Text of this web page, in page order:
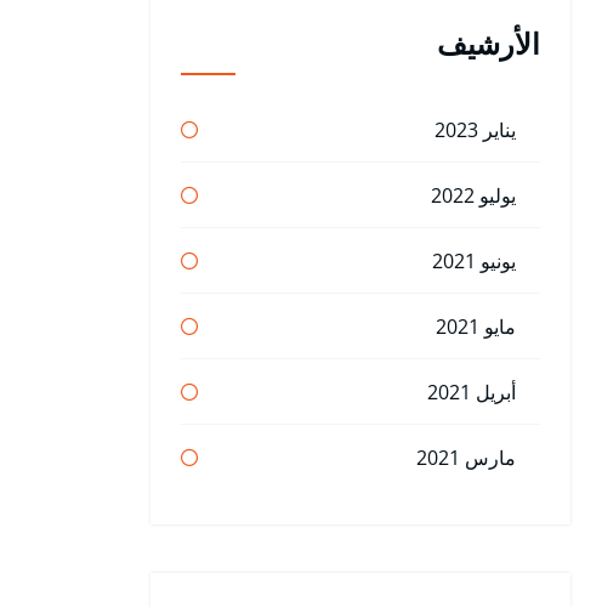
الأرشيف
يناير 2023
يوليو 2022
يونيو 2021
مايو 2021
أبريل 2021
مارس 2021